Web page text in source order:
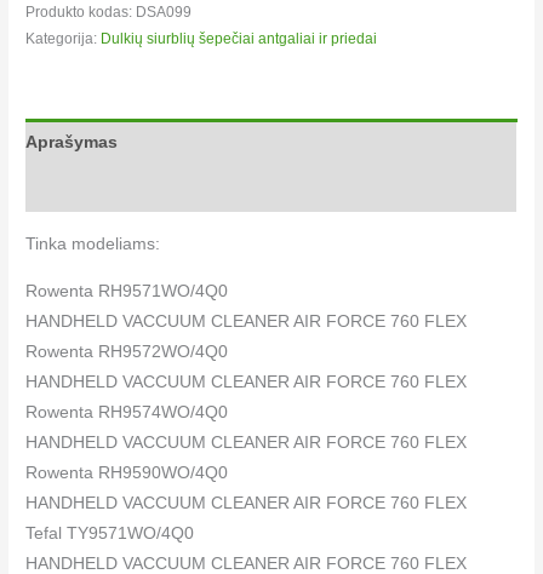
Produkto kodas: DSA099
Kategorija: Dulkių siurblių šepečiai antgaliai ir priedai
Aprašymas
Tinka modeliams:
Rowenta RH9571WO/4Q0
HANDHELD VACCUUM CLEANER AIR FORCE 760 FLEX
Rowenta RH9572WO/4Q0
HANDHELD VACCUUM CLEANER AIR FORCE 760 FLEX
Rowenta RH9574WO/4Q0
HANDHELD VACCUUM CLEANER AIR FORCE 760 FLEX
Rowenta RH9590WO/4Q0
HANDHELD VACCUUM CLEANER AIR FORCE 760 FLEX
Tefal TY9571WO/4Q0
HANDHELD VACCUUM CLEANER AIR FORCE 760 FLEX